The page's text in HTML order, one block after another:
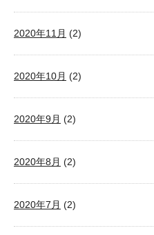
2020年11月 (2)
2020年10月 (2)
2020年9月 (2)
2020年8月 (2)
2020年7月 (2)